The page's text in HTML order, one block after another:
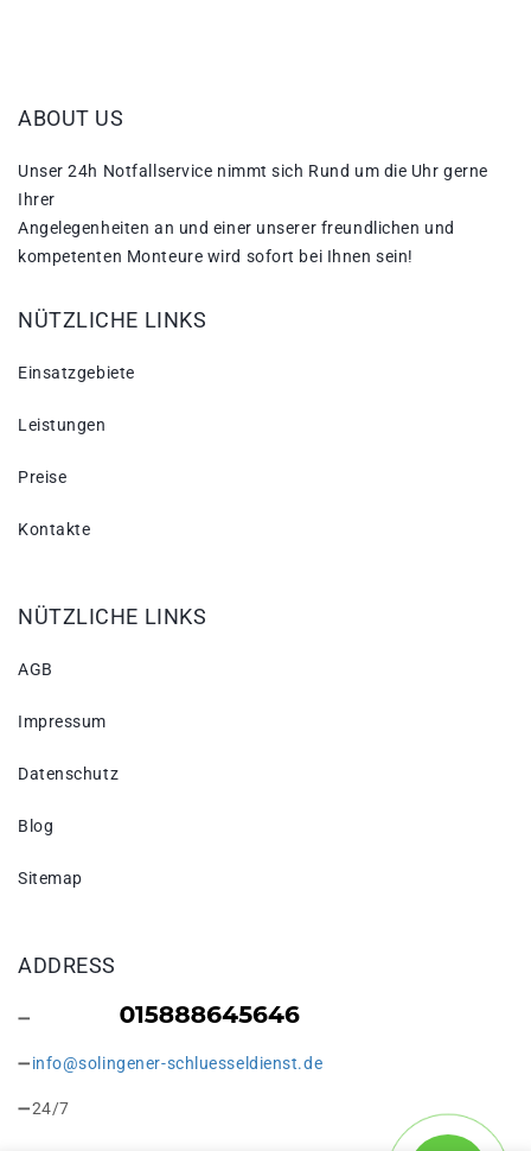
ABOUT US
Unser 24h Notfallservice nimmt sich Rund um die Uhr gerne
Ihrer
Angelegenheiten an und einer unserer freundlichen und
kompetenten Monteure wird sofort bei Ihnen sein!
NÜTZLICHE LINKS
Einsatzgebiete
Leistungen
Preise
Kontakte
NÜTZLICHE LINKS
AGB
Impressum
Datenschutz
Blog
Sitemap
ADDRESS
info@solingener-schluesseldienst.de
24/7